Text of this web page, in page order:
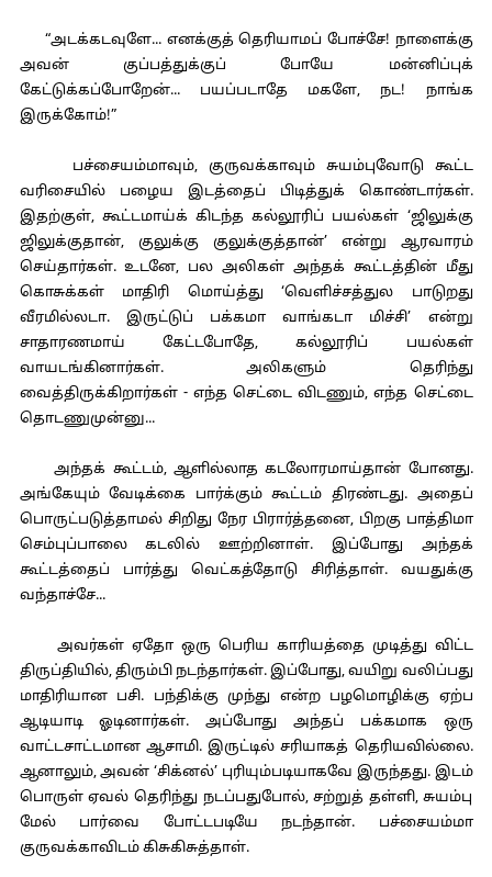
“அடக்கடவுளே... எனக்குத் தெரியாமப் போச்சே! நாளைக்கு
அவன் குப்பத்துக்குப் போயே மன்னிப்புக்
கேட்டுக்கப்போறேன்... பயப்படாதே மகளே, நட! நாங்க
இருக்கோம்!”
பச்சையம்மாவும், குருவக்காவும் சுயம்புவோடு கூட்ட
வரிசையில் பழைய இடத்தைப் பிடித்துக் கொண்டார்கள்.
இதற்குள், கூட்டமாய்க் கிடந்த கல்லூரிப் பயல்கள் ‘ஜிலுக்கு
ஜிலுக்குதான், குலுக்கு குலுக்குத்தான்’ என்று ஆரவாரம்
செய்தார்கள். உடனே, பல அலிகள் அந்தக் கூட்டத்தின் மீது
கொசுக்கள் மாதிரி மொய்த்து ‘வெளிச்சத்துல பாடுறது
வீரமில்லடா. இருட்டுப் பக்கமா வாங்கடா மிச்சி’ என்று
சாதாரணமாய் கேட்டபோதே, கல்லூரிப் பயல்கள்
வாயடங்கினார்கள். அலிகளும் தெரிந்து
வைத்திருக்கிறார்கள் - எந்த செட்டை விடணும், எந்த செட்டை
தொடணுமுன்னு...
அந்தக் கூட்டம், ஆளில்லாத கடலோரமாய்தான் போனது.
அங்கேயும் வேடிக்கை பார்க்கும் கூட்டம் திரண்டது. அதைப்
பொருட்படுத்தாமல் சிறிது நேர பிரார்த்தனை, பிறகு பாத்திமா
செம்புப்பாலை கடலில் ஊற்றினாள். இப்போது அந்தக்
கூட்டத்தைப் பார்த்து வெட்கத்தோடு சிரித்தாள். வயதுக்கு
வந்தாச்சே...
அவர்கள் ஏதோ ஒரு பெரிய காரியத்தை முடித்து விட்ட
திருப்தியில், திரும்பி நடந்தார்கள். இப்போது, வயிறு வலிப்பது
மாதிரியான பசி. பந்திக்கு முந்து என்ற பழமொழிக்கு ஏற்ப
ஆடியாடி ஓடினார்கள். அப்போது அந்தப் பக்கமாக ஒரு
வாட்டசாட்டமான ஆசாமி. இருட்டில் சரியாகத் தெரியவில்லை.
ஆனாலும், அவன் ‘சிக்னல்’ புரியும்படியாகவே இருந்தது. இடம்
பொருள் ஏவல் தெரிந்து நடப்பதுபோல், சற்றுத் தள்ளி, சுயம்பு
மேல் பார்வை போட்டபடியே நடந்தான். பச்சையம்மா
குருவக்காவிடம் கிசுகிசுத்தாள்.